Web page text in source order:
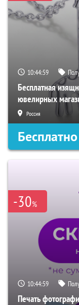
10:44:58
Бесплатная
ювелирных
Россия
Бесплатно
-30%
10:44:58
Печать